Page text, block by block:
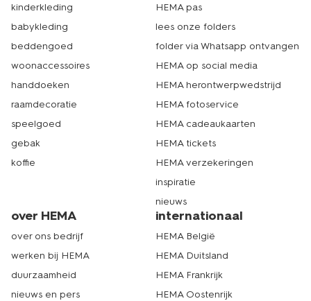
kinderkleding
babykleding
beddengoed
woonaccessoires
handdoeken
raamdecoratie
speelgoed
gebak
koffie
HEMA pas
lees onze folders
folder via Whatsapp ontvangen
HEMA op social media
HEMA herontwerpwedstrijd
HEMA fotoservice
HEMA cadeaukaarten
HEMA tickets
HEMA verzekeringen
inspiratie
nieuws
over HEMA
over ons bedrijf
werken bij HEMA
duurzaamheid
nieuws en pers
internationaal
HEMA België
HEMA Duitsland
HEMA Frankrijk
HEMA Oostenrijk